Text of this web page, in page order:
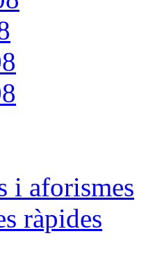
i aforismes
ràpides